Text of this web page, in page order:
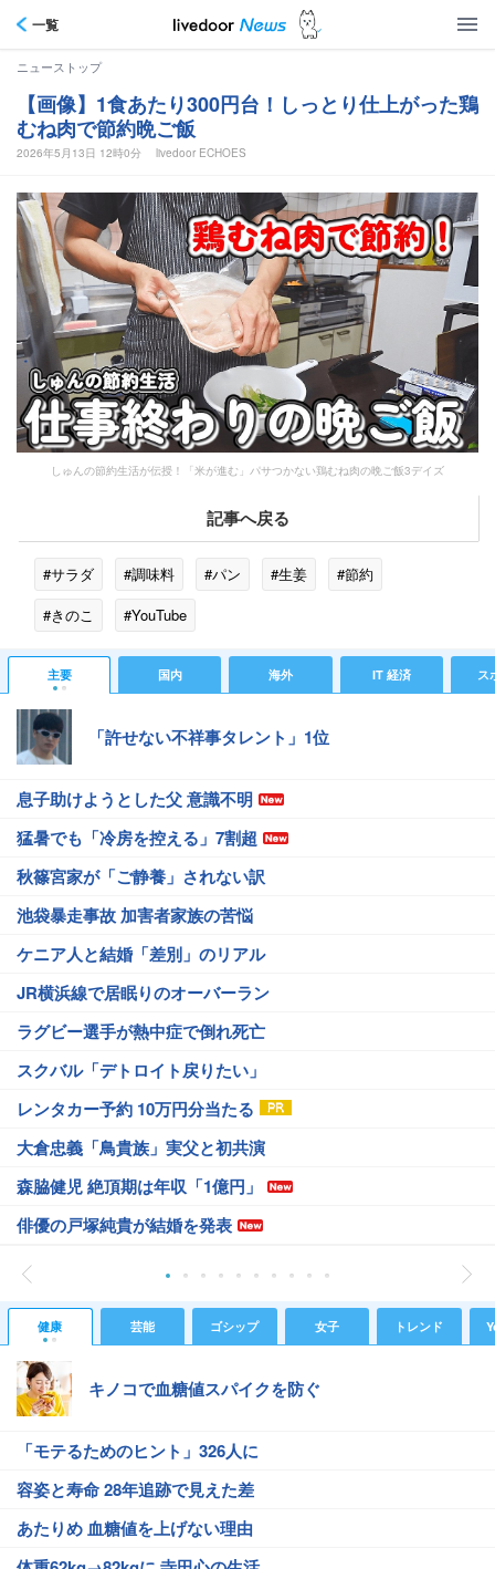
一覧
ニューストップ
【画像】1食あたり300円台！しっとり仕上がった鶏
むね肉で節約晩ご飯
2026年5月13日 12時0分 livedoor ECHOES
しゅんの節約生活が伝授！「米が進む」パサつかない鶏むね肉の晩ご飯3デイズ
記事へ戻る
#サラダ #調味料 #パン #生姜
#節約
#きのこ
#YouTube
主要 国内 海外 IT 経済 ス
「許せない不祥事タレント」1位
息子助けようとした父 意識不明
猛暑でも「冷房を控える」7割超
秋篠宮家が「ご静養」されない訳
池袋暴走事故 加害者家族の苦悩
ケニア人と結婚「差別」のリアル
JR横浜線で居眠りのオーバーラン
ラグビー選手が熱中症で倒れ死亡
スクバル「デトロイト戻りたい」
レンタカー予約 10万円分当たる
大倉忠義「鳥貴族」実父と初共演
森脇健児 絶頂期は年収「1億円」
俳優の戸塚純貴が結婚を発表
健康 芸能 ゴシップ 女子 トレンド
キノコで血糖値スパイクを防ぐ
「モテるためのヒント」326人に
容姿と寿命 28年追跡で見えた差
あたりめ 血糖値を上げない理由